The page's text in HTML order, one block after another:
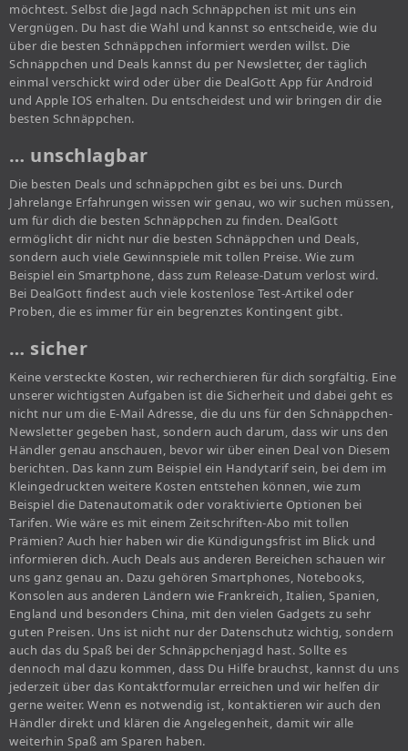
möchtest. Selbst die Jagd nach Schnäppchen ist mit uns ein
Vergnügen. Du hast die Wahl und kannst so entscheide, wie du
über die besten Schnäppchen informiert werden willst. Die
Schnäppchen und Deals kannst du per Newsletter, der täglich
einmal verschickt wird oder über die DealGott App für Android
und Apple IOS erhalten. Du entscheidest und wir bringen dir die
besten Schnäppchen.
… unschlagbar
Die besten Deals und schnäppchen gibt es bei uns. Durch
Jahrelange Erfahrungen wissen wir genau, wo wir suchen müssen,
um für dich die besten Schnäppchen zu finden. DealGott
ermöglicht dir nicht nur die besten Schnäppchen und Deals,
sondern auch viele Gewinnspiele mit tollen Preise. Wie zum
Beispiel ein Smartphone, dass zum Release-Datum verlost wird.
Bei DealGott findest auch viele kostenlose Test-Artikel oder
Proben, die es immer für ein begrenztes Kontingent gibt.
… sicher
Keine versteckte Kosten, wir recherchieren für dich sorgfältig. Eine
unserer wichtigsten Aufgaben ist die Sicherheit und dabei geht es
nicht nur um die E-Mail Adresse, die du uns für den Schnäppchen-
Newsletter gegeben hast, sondern auch darum, dass wir uns den
Händler genau anschauen, bevor wir über einen Deal von Diesem
berichten. Das kann zum Beispiel ein Handytarif sein, bei dem im
Kleingedruckten weitere Kosten entstehen können, wie zum
Beispiel die Datenautomatik oder voraktivierte Optionen bei
Tarifen. Wie wäre es mit einem Zeitschriften-Abo mit tollen
Prämien? Auch hier haben wir die Kündigungsfrist im Blick und
informieren dich. Auch Deals aus anderen Bereichen schauen wir
uns ganz genau an. Dazu gehören Smartphones, Notebooks,
Konsolen aus anderen Ländern wie Frankreich, Italien, Spanien,
England und besonders China, mit den vielen Gadgets zu sehr
guten Preisen. Uns ist nicht nur der Datenschutz wichtig, sondern
auch das du Spaß bei der Schnäppchenjagd hast. Sollte es
dennoch mal dazu kommen, dass Du Hilfe brauchst, kannst du uns
jederzeit über das Kontaktformular erreichen und wir helfen dir
gerne weiter. Wenn es notwendig ist, kontaktieren wir auch den
Händler direkt und klären die Angelegenheit, damit wir alle
weiterhin Spaß am Sparen haben.